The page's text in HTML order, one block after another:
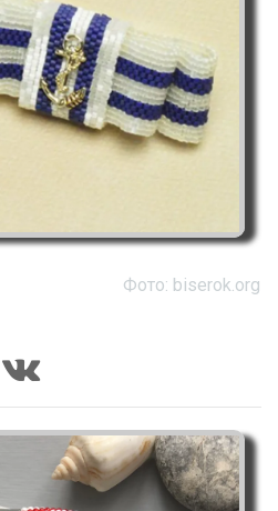
Фото: biserok.org